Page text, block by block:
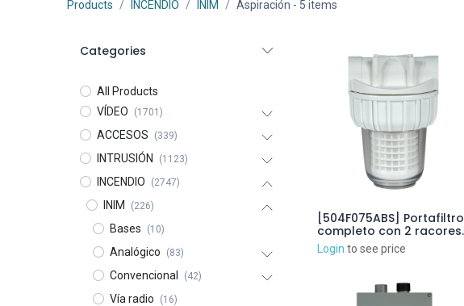
Products INCENDIO INIM Aspiración - 5 items
Categories
All Products
VÍDEO
(1701)
ACCESOS (339)
INTRUSIÓN (1123)
INCENDIO (2747)
INIM (226)
Bases (10)
Analógico (83)
Convencional (42)
Vía radio (16)
[504F075ABS] Portafiltro
completo con 2 racores
para tubería de 25mm
AAD12025CRS y 1
4084ABS (ambos
incluidos)
Login to see price